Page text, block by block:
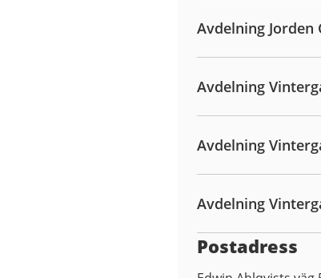
Avdelning Jorden
Avdelning
Avdelning
Avdelning
Postadress